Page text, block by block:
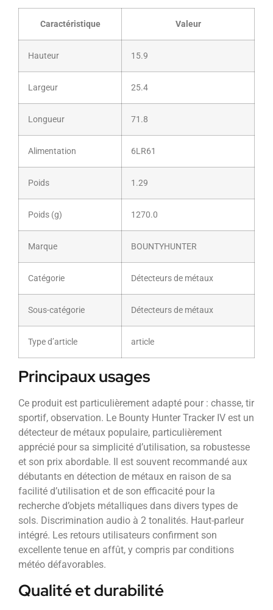
Caractéristique Valeur
Hauteur 15.9
Largeur 25.4
Longueur 71.8
Alimentation 6LR61
Poids 1.29
Poids (g) 1270.0
Marque BOUNTYHUNTER
Catégorie Détecteurs de métaux
Sous-catégorie Détecteurs de métaux
Type d’article article
Principaux usages
Ce produit est particulièrement adapté pour : chasse, tir
sportif, observation. Le Bounty Hunter Tracker IV est un
détecteur de métaux populaire, particulièrement
apprécié pour sa simplicité d’utilisation, sa robustesse
et son prix abordable. Il est souvent recommandé aux
débutants en détection de métaux en raison de sa
facilité d’utilisation et de son efficacité pour la
recherche d’objets métalliques dans divers types de
sols. Discrimination audio à 2 tonalités. Haut-parleur
intégré. Les retours utilisateurs confirment son
excellente tenue en affût, y compris par conditions
météo défavorables.
Qualité et durabilité